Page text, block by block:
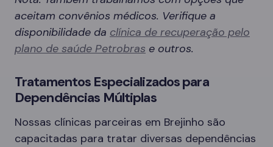
aceitam convênios médicos. Verifique a
disponibilidade da clínica de recuperação pelo
plano de saúde Petrobras e outros.
Tratamentos Especializados para
Dependências Múltiplas
Nossas clínicas parceiras em Brejinho são
capacitadas para tratar diversas dependências